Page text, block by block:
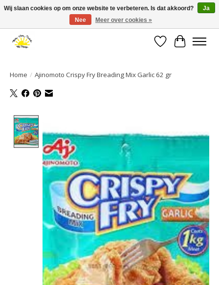
Large selection of products and fast shipping!
Verlanglijst
Home / Ajinomoto Crispy Fry Breading Mix Garlic 62 gr
Wij slaan cookies op om onze website te verbeteren. Is dat akkoord?
Ja
Nee
Meer over cookies »